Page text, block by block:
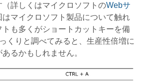
詳しくはマイクロソフトのWebサ
マイクロソフト製品について触れ
トも多くがショートカットキーを備
くりと調べてみると、生産性倍増に
るかもしれません。